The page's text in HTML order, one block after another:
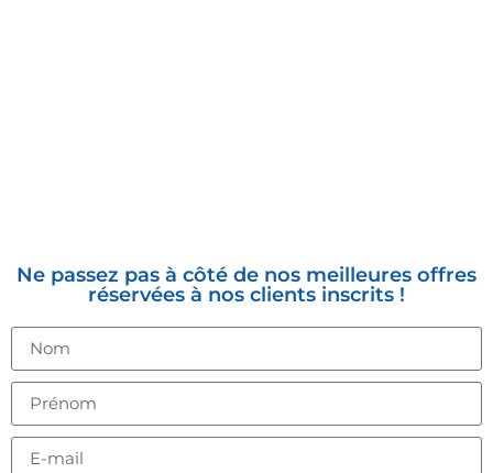
Ne passez pas à côté de nos meilleures offres
réservées à nos clients inscrits !